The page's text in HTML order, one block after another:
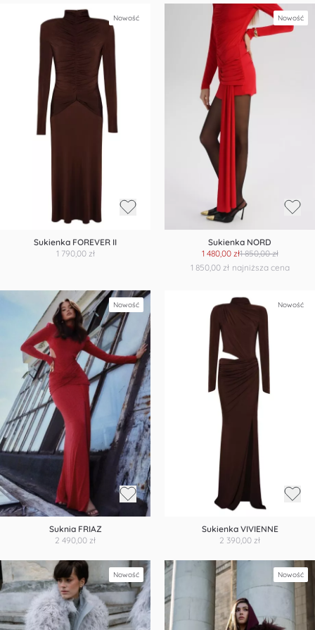
Nowość
Sukienka FOREVER II
1 790,00 zł
Nowość
Sukienka NORD
1 480,00 zł1 850,00 zł
najniższa cena
1 850,00 zł
Nowość
Suknia FRIAZ
2 490,00 zł
Nowość
Sukienka VIVIENNE
2 390,00 zł
Nowość Nowość